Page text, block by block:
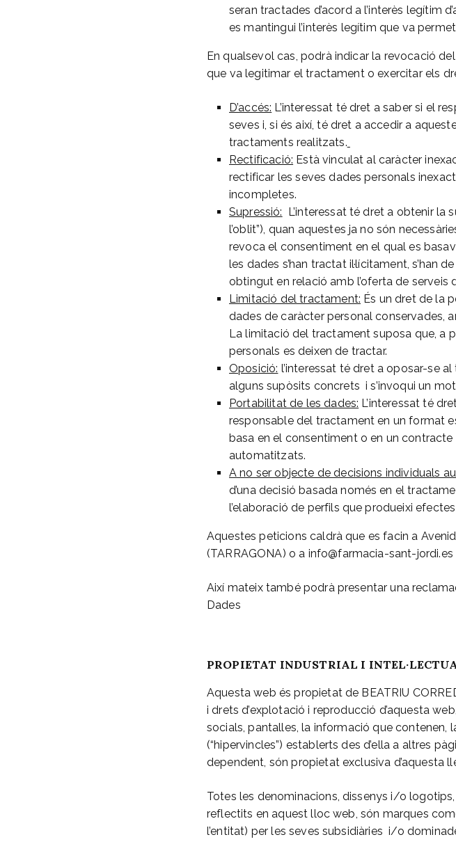
seran tractades d’acord a l’interès legítim
es mantingui l’interès legítim que va
En qualsevol cas, podrà indicar la revocació
que va legitimar el tractament o exercitar els
D’accés: L’interessat té dret a saber si el
seves i, si és així, té dret a accedir a
tractaments realitzats.
Rectificació: Està vinculat al caràcter
rectificar les seves dades personals
incompletes.
Supressió: L’interessat té dret a obtenir la
l’oblit”), quan aquestes ja no són
revoca el consentiment en el qual es
les dades s’han tractat il·lícitament, s’han
obtingut en relació amb l’oferta de
Limitació del tractament: És un dret de la
dades de caràcter personal conservades,
La limitació del tractament suposa que, a
personals es deixen de tractar.
Oposició: l’interessat té dret a oposar-se
alguns supòsits concrets i s’invoqui un
Portabilitat de les dades: L’interessat té
responsable del tractament en un format
basa en el consentiment o en un
automatitzats.
A no ser objecte de decisions individuals
d’una decisió basada només en el
l’elaboració de perfils que produeixi
Aquestes peticions caldrà que es facin a
(TARRAGONA) o a info@farmacia-sant-jordi.es
Així mateix també podrà presentar una
Dades
PROPIETAT INDUSTRIAL I
Aquesta web és propietat de BEATRIU
i drets d’explotació i reproducció d’aquesta
socials, pantalles, la informació que contenen,
(“hipervincles”) establerts des d’ella a altres
dependent, són propietat exclusiva d’aquesta
Totes les denominacions, dissenys i/o
reflectits en aquest lloc web, són marques
l’entitat) per les seves subsidiàries i/o